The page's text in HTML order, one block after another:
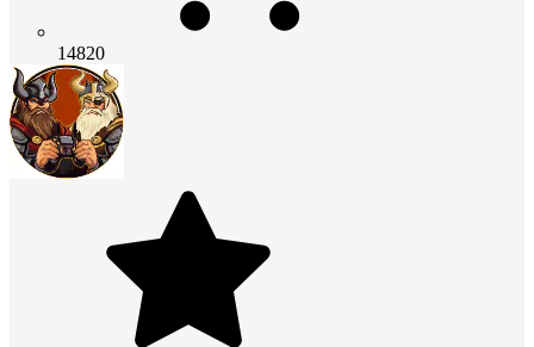
14820